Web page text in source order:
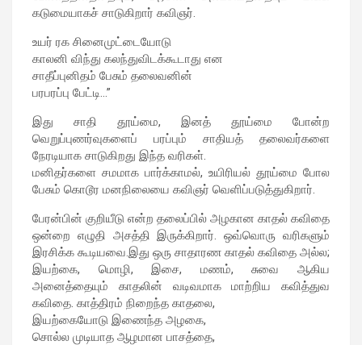
கடுமையாகச் சாடுகிறார் கவிஞர்.
உயர் ரக சினைமுட்டையோடு
காலனி விந்து கலந்துவிடக்கூடாது என
சாதீப்புனிதம் பேசும் தலைவனின்
பரபரப்பு பேட்டி…”
இது சாதி தூய்மை, இனத் தூய்மை போன்ற
வெறுப்புணர்வுகளைப் பரப்பும் சாதியத் தலைவர்களை
நேரடியாக சாடுகிறது இந்த வரிகள்.
மனிதர்களை சமமாக பார்க்காமல், உயிரியல் தூய்மை போல
பேசும் கொடூர மனநிலையை கவிஞர் வெளிப்படுத்துகிறார்.
பேரன்பின் குறியீடு என்ற தலைப்பில் அழகான காதல் கவிதை
ஒன்றை எழுதி அசத்தி இருக்கிறார். ஒவ்வொரு வரிகளும்
இரசிக்க கூடியவை.இது ஒரு சாதாரண காதல் கவிதை அல்ல;
இயற்கை, மொழி, இசை, மணம், சுவை ஆகிய
அனைத்தையும் காதலின் வடிவமாக மாற்றிய கவித்துவ
கவிதை. காத்திரம் நிறைந்த காதலை,
இயற்கையோடு இணைந்த அழகை,
சொல்ல முடியாத ஆழமான பாசத்தை,